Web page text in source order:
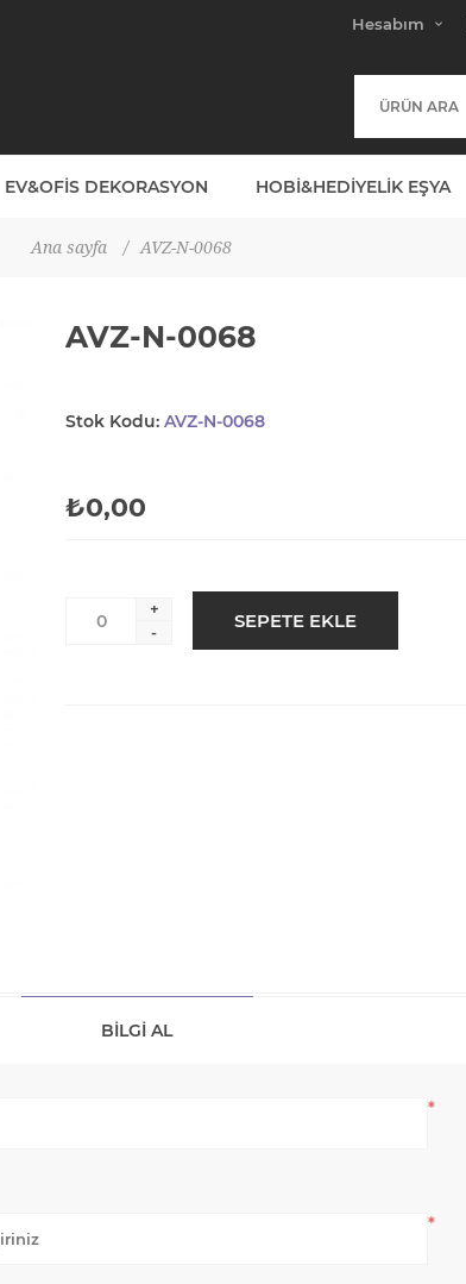
Hesabım
EV&OFIS DEKORASYON HOBI&HEDIYELIK EŞYA
Ana sayfa / AVZ-N-0068
AVZ-N-0068
Stok Kodu: AVZ-N-0068
₺0,00
+
-
BILGI AL
*
*